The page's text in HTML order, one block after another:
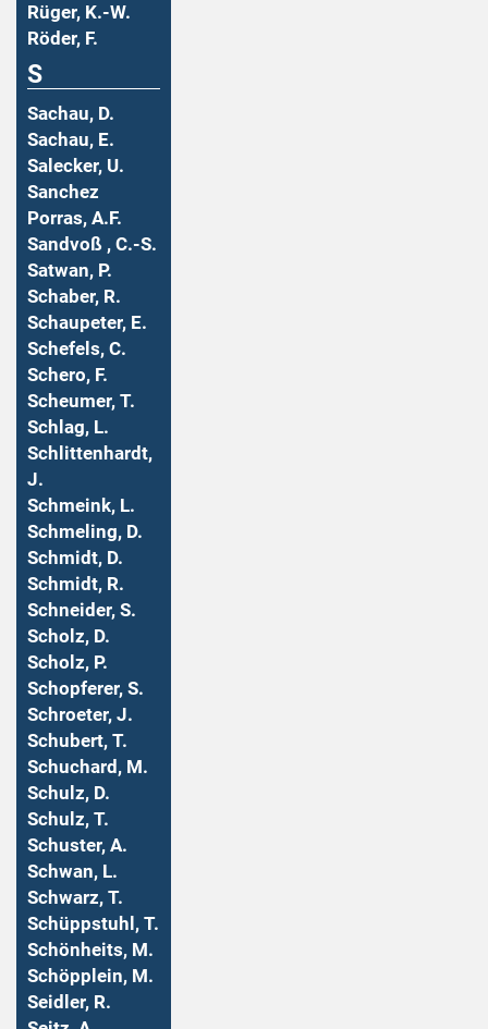
Rüger, K.-W.
Röder, F.
S
Sachau, D.
Sachau, E.
Salecker, U.
Sanchez
Porras, A.F.
Sandvoß , C.-S.
Satwan, P.
Schaber, R.
Schaupeter, E.
Schefels, C.
Schero, F.
Scheumer, T.
Schlag, L.
Schlittenhardt,
J.
Schmeink, L.
Schmeling, D.
Schmidt, D.
Schmidt, R.
Schneider, S.
Scholz, D.
Scholz, P.
Schopferer, S.
Schroeter, J.
Schubert, T.
Schuchard, M.
Schulz, D.
Schulz, T.
Schuster, A.
Schwan, L.
Schwarz, T.
Schüppstuhl, T.
Schönheits, M.
Schöpplein, M.
Seidler, R.